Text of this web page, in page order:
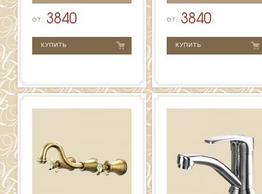
ОТ: 3840
КУПИТЬ
ОТ: 3840
КУПИТЬ